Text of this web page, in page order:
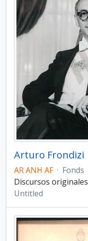
Arturo Frondizi
AR ANH AF · Fonds
Discursos originales
Untitled